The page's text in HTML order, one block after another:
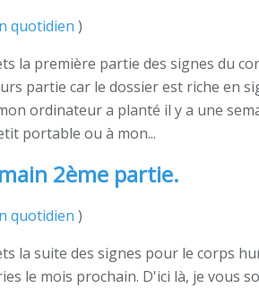
quotidien )
la première partie des signes du
partie car le dossier est riche en
ordinateur a planté il y a une
portable ou à mon...
2ème partie.
quotidien )
la suite des signes pour le corps
le mois prochain. D'ici là, je vous